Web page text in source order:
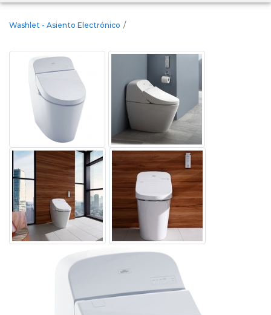
Washlet - Asiento Electrónico /